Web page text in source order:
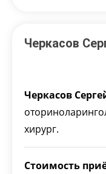
Черкасов
Черкасов
хирург.
Стоимость